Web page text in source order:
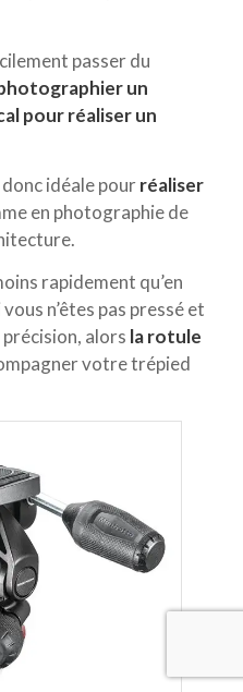
passer du
un
pour réaliser un
idéale pourréaliser
en photographie de
rapidement qu’en
n’êtes pas pressé et
alors la rotule
votre trépied